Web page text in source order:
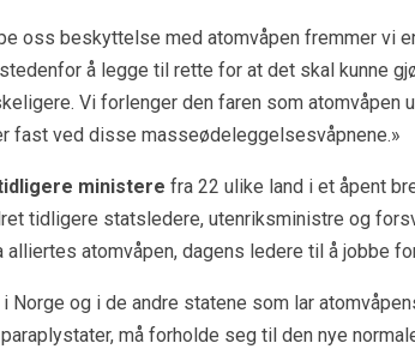
oss beskyttelse med atomvåpen fremmer vi
å legge til rette for at det skal kunne
Vi forlenger den faren som
fast ved disse masseødeleggelsesvåpnene.»
ministere fra 22 ulike land i et åpent
tidligere statsledere, utenriksministre og
atomvåpen, dagens ledere til å jobbe
Norge og i de andre statene som lar
må forholde seg til den nye